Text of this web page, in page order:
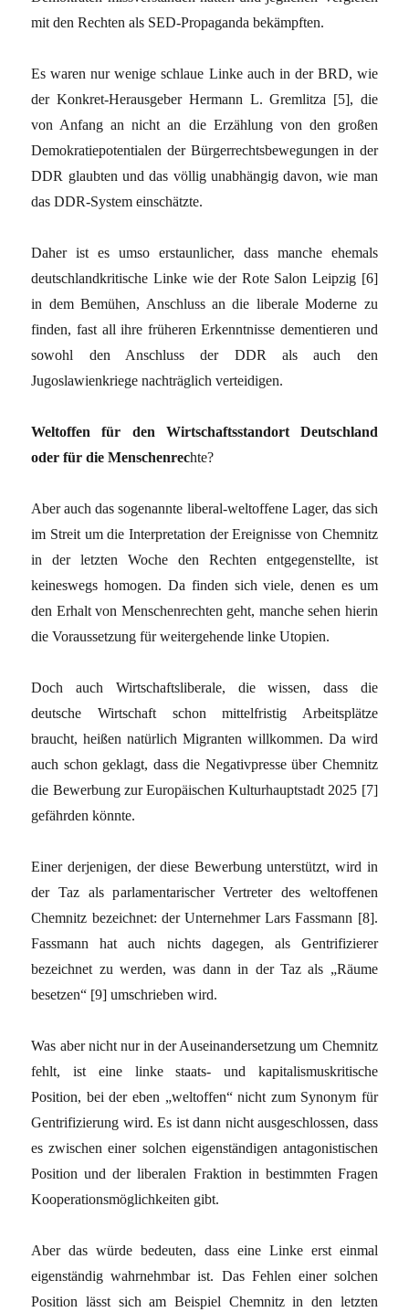
mit den Rechten als SED-Propaganda bekämpften.
Es waren nur wenige schlaue Linke auch in der BRD, wie
der Konkret-Herausgeber Hermann L. Gremlitza [5], die
von Anfang an nicht an die Erzählung von den großen
Demokratiepotentialen der Bürgerrechtsbewegungen in der
DDR glaubten und das völlig unabhängig davon, wie man
das DDR-System einschätzte.
Daher ist es umso erstaunlicher, dass manche ehemals
deutschlandkritische Linke wie der Rote Salon Leipzig [6]
in dem Bemühen, Anschluss an die liberale Moderne zu
finden, fast all ihre früheren Erkenntnisse dementieren und
sowohl den Anschluss der DDR als auch den
Jugoslawienkriege nachträglich verteidigen.
Weltoffen für den Wirtschaftsstandort Deutschland
oder für die Menschenrechte?
Aber auch das sogenannte liberal-weltoffene Lager, das sich
im Streit um die Interpretation der Ereignisse von Chemnitz
in der letzten Woche den Rechten entgegenstellte, ist
keineswegs homogen. Da finden sich viele, denen es um
den Erhalt von Menschenrechten geht, manche sehen hierin
die Voraussetzung für weitergehende linke Utopien.
Doch auch Wirtschaftsliberale, die wissen, dass die
deutsche Wirtschaft schon mittelfristig Arbeitsplätze
braucht, heißen natürlich Migranten willkommen. Da wird
auch schon geklagt, dass die Negativpresse über Chemnitz
die Bewerbung zur Europäischen Kulturhauptstadt 2025 [7]
gefährden könnte.
Einer derjenigen, der diese Bewerbung unterstützt, wird in
der Taz als parlamentarischer Vertreter des weltoffenen
Chemnitz bezeichnet: der Unternehmer Lars Fassmann [8].
Fassmann hat auch nichts dagegen, als Gentrifizierer
bezeichnet zu werden, was dann in der Taz als „Räume
besetzen“ [9] umschrieben wird.
Was aber nicht nur in der Auseinandersetzung um Chemnitz
fehlt, ist eine linke staats- und kapitalismuskritische
Position, bei der eben „weltoffen“ nicht zum Synonym für
Gentrifizierung wird. Es ist dann nicht ausgeschlossen, dass
es zwischen einer solchen eigenständigen antagonistischen
Position und der liberalen Fraktion in bestimmten Fragen
Kooperationsmöglichkeiten gibt.
Aber das würde bedeuten, dass eine Linke erst einmal
eigenständig wahrnehmbar ist. Das Fehlen einer solchen
Position lässt sich am Beispiel Chemnitz in den letzten